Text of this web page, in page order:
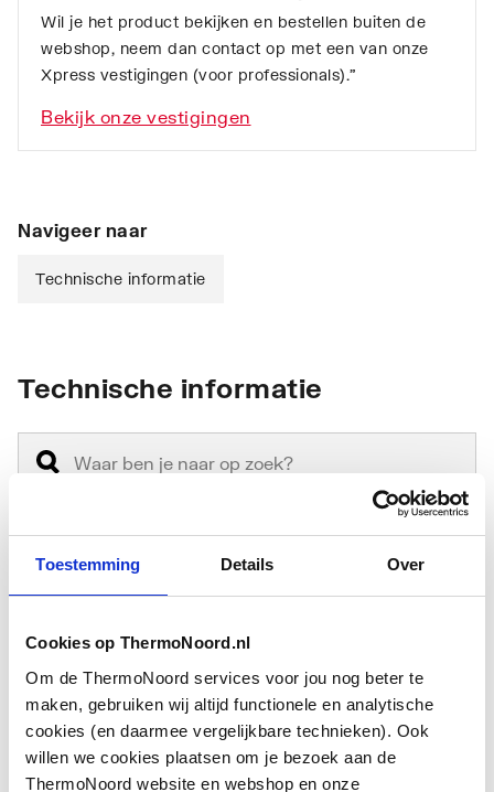
Toestemming Details Over
Cookies op ThermoNoord.nl
Om de ThermoNoord services voor jou nog beter te
maken, gebruiken wij altijd functionele en analytische
cookies (en daarmee vergelijkbare technieken). Ook
willen we cookies plaatsen om je bezoek aan de
ThermoNoord website en webshop en onze
Wil je het product bekijken en bestellen buiten de
webshop, neem dan contact op met een van onze
Xpress vestigingen (voor professionals).”
Bekijk onze vestigingen
Navigeer naar
Technische informatie
Technische informatie
Aansluiting 1
Aansluiting 2
BSPP-G (ISO 228-1)
Afgedopt Nee
Toon meer